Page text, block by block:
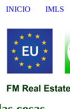
INICIO IMLS